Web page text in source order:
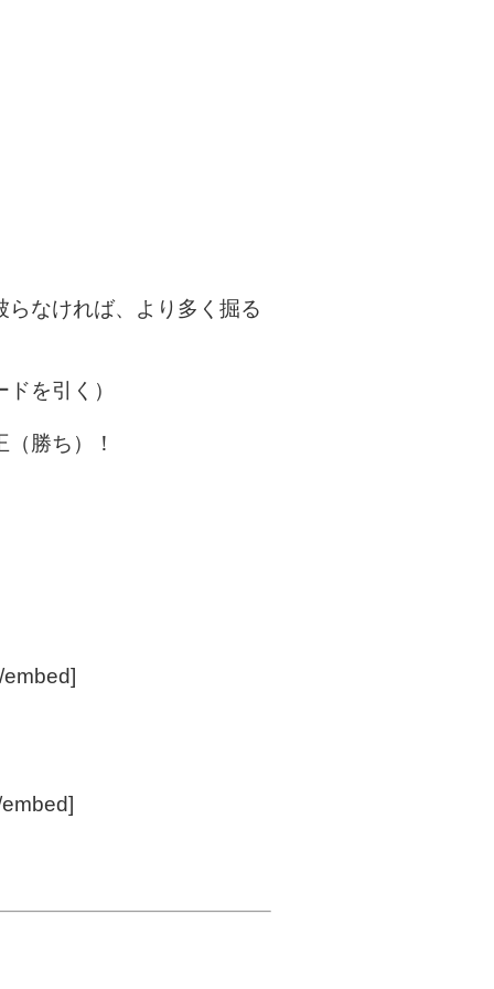
なければ、より多く掘る
を引く）
勝ち）！